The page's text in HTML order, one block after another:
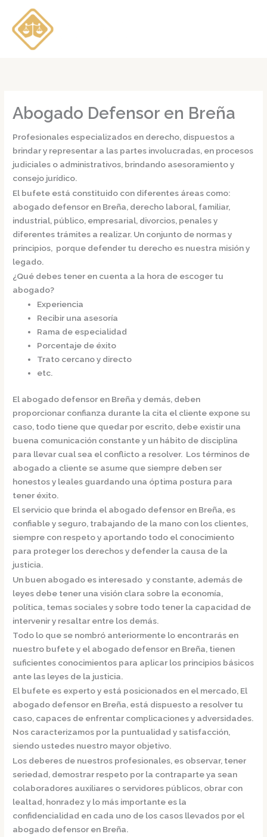
contenido
Abogado Defensor en Breña
Profesionales especializados en derecho, dispuestos a
brindar y representar a las partes involucradas, en procesos
judiciales o administrativos, brindando asesoramiento y
consejo jurídico.
El bufete está constituido con diferentes áreas como:
abogado defensor en Breña, derecho laboral, familiar,
industrial, público, empresarial, divorcios, penales y
diferentes trámites a realizar. Un conjunto de normas y
principios, porque defender tu derecho es nuestra misión y
legado.
¿Qué debes tener en cuenta a la hora de escoger tu
abogado?
Experiencia
Recibir una asesoría
Rama de especialidad
Porcentaje de éxito
Trato cercano y directo
etc.
El abogado defensor en Breñay demás, deben
proporcionar confianza durante la cita el cliente expone su
caso, todo tiene que quedar por escrito, debe existir una
buena comunicación constante y un hábito de disciplina
para llevar cual sea el conflicto a resolver. Los términos de
abogado a cliente se asume que siempre deben ser
honestos y leales guardando una óptima postura para
tener éxito.
El servicio que brinda el abogado defensor en Breña, es
confiable y seguro, trabajando de la mano con los clientes,
siempre con respeto y aportando todo el conocimiento
para proteger los derechos y defender la causa de la
justicia.
Un buen abogado es interesado y constante, además de
leyes debe tener una visión clara sobre la economía,
política, temas sociales y sobre todo tener la capacidad de
intervenir y resaltar entre los demás.
Todo lo que se nombró anteriormente lo encontrarás en
nuestro bufete y el abogado defensor en Breña, tienen
suficientes conocimientos para aplicar los principios básicos
ante las leyes de la justicia.
El bufete es experto y está posicionados en el mercado, El
abogado defensor en Breña, está dispuesto a resolver tu
caso, capaces de enfrentar complicaciones y adversidades.
Nos caracterizamos por la puntualidad y satisfacción,
siendo ustedes nuestro mayor objetivo.
Los deberes de nuestros profesionales, es observar, tener
seriedad, demostrar respeto por la contraparte ya sean
colaboradores auxiliares o servidores públicos, obrar con
lealtad, honradez y lo más importante es la
confidencialidad en cada uno de los casos llevados por el
abogado defensor en Breña.